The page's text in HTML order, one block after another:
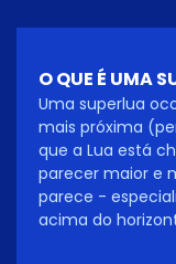
O QUE É UMA
Uma superlua
mais próxima
que a Lua está
parecer maior e
parece -
acima do